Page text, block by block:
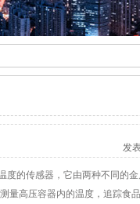
发
的传感器，它由两种不同的
量高压容器内的温度，追踪